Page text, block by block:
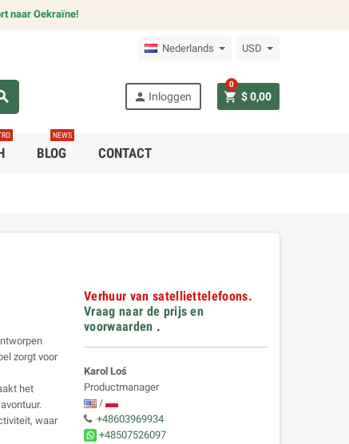
naar Oekraïne!
Nederlands USD
person Inloggen shopping_cart $ 0,00
0
BLOG
NEWS
CONTACT
zorgt voor
het
waar
Verhuur van satelliettelefoons.
Vraag naar de prijs en
voorwaarden .
Karol Loś
Productmanager
/
+48603969934
+48507526097